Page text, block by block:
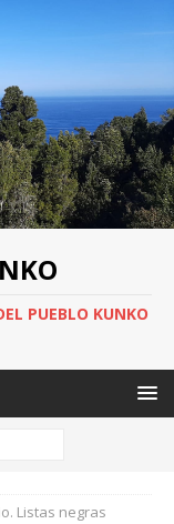
PUEBLO KUNKO
Listas negras